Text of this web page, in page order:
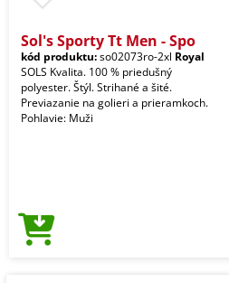
Sol's Sporty Tt Men - Spo
kód produktu:so02073ro-2xl Royal
SOLS Kvalita. 100 % priedušný
polyester. Štýl. Strihané a šité.
Previazanie na golieri a prieramkoch.
Pohlavie: Muži